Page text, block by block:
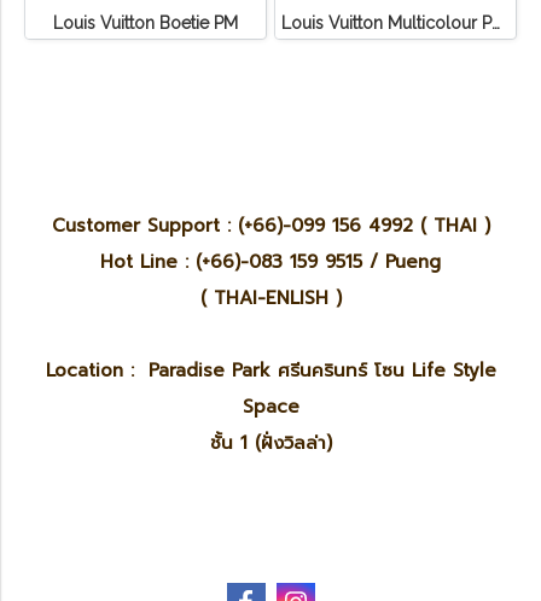
Louis Vuitton Boetie PM Louis Vuitton Multicolour Pochette Canvas
Customer Support : (+66)-099 156 4992 ( THAI )
Hot Line : (+66)-083 159 9515 / Pueng
( THAI-ENLISH )
Location : Paradise Park ศรีนครินทร์ โซน Life Style
Space
ชั้น 1 (ฝั่งวิลล่า)